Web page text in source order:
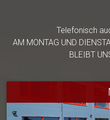
Telefonisch
AM MONTAG UND
BLEIBT